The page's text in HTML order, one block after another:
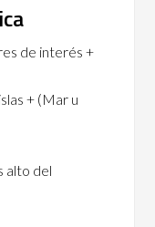
de interés +
+ (Mar u
alto del